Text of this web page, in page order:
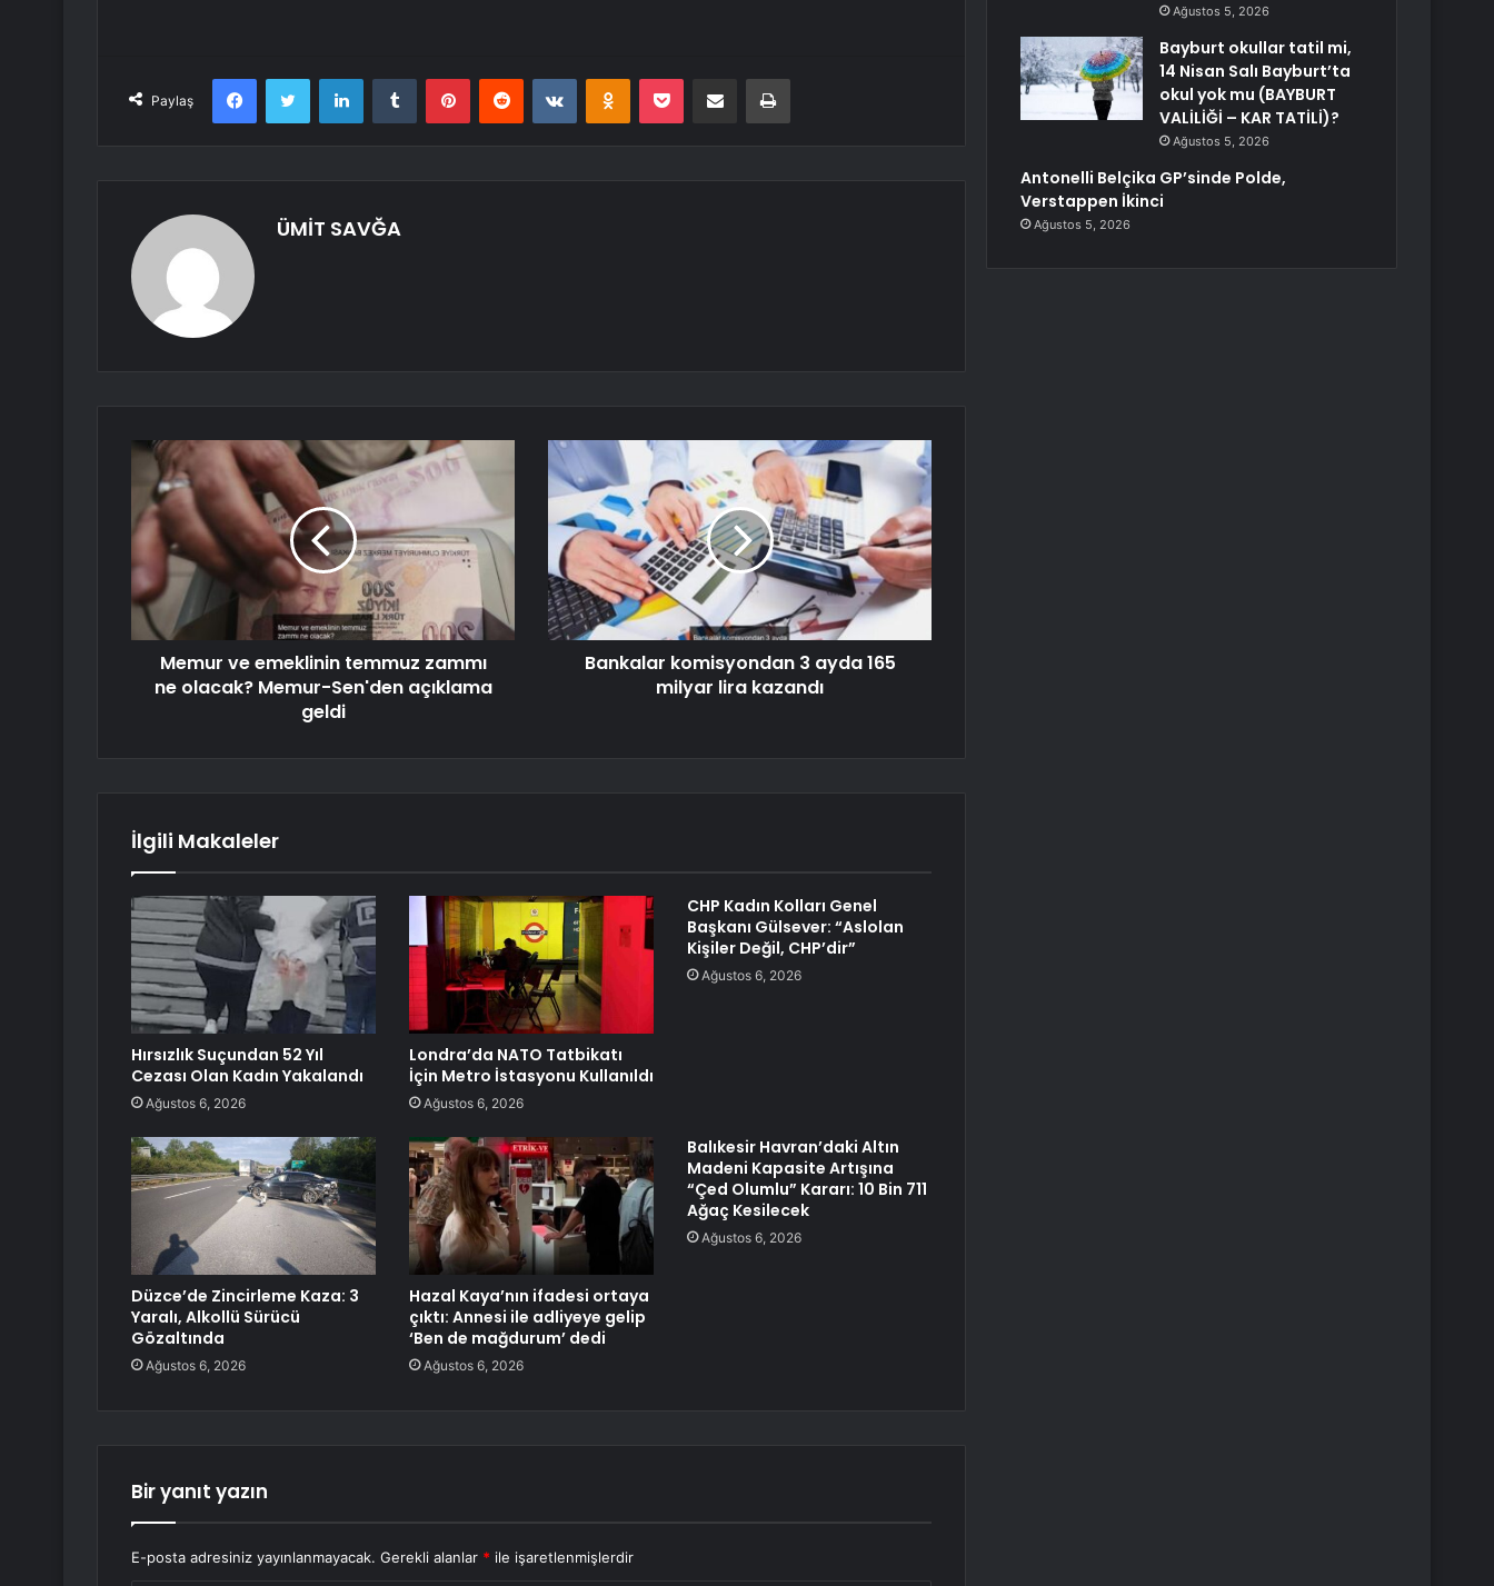
Paylaş
FacebookTwitter LinkedInTumblr PinterestReddit VKontakteOdnoklassniki
Pocket E-Posta ile paylaş Yazdır
ÜMİT SAVĞA
Memur ve emeklinin temmuz zammı
ne olacak? Memur-Sen'den açıklama
geldi
Bankalar komisyondan 3 ayda 165
milyar lira kazandı
İlgili Makaleler
Hırsızlık Suçundan 52 Yıl
Cezası Olan Kadın Yakalandı
Ağustos 6, 2026
Londra’da NATO Tatbikatı
İçin Metro İstasyonu Kullanıldı
Ağustos 6, 2026
CHP Kadın Kolları Genel
Başkanı Gülsever: “Aslolan
Kişiler Değil, CHP’dir”
Ağustos 6, 2026
Düzce’de Zincirleme Kaza: 3
Yaralı, Alkollü Sürücü
Gözaltında
Ağustos 6, 2026
Hazal Kaya’nın ifadesi ortaya
çıktı: Annesi ile adliyeye gelip
‘Ben de mağdurum’ dedi
Ağustos 6, 2026
Balıkesir Havran’daki Altın
Madeni Kapasite Artışına
“Çed Olumlu” Kararı: 10 Bin 711
Ağaç Kesilecek
Ağustos 6, 2026
Bir yanıt yazın
E-posta adresiniz yayınlanmayacak. Gerekli alanlar * ile işaretlenmişlerdir
Ağustos 5, 2026
Bayburt okullar tatil mi,
14 Nisan Salı Bayburt’ta
okul yok mu (BAYBURT
VALİLİĞİ – KAR TATİLİ)?
Ağustos 5, 2026
Antonelli Belçika GP’sinde Polde,
Verstappen İkinci
Ağustos 5, 2026